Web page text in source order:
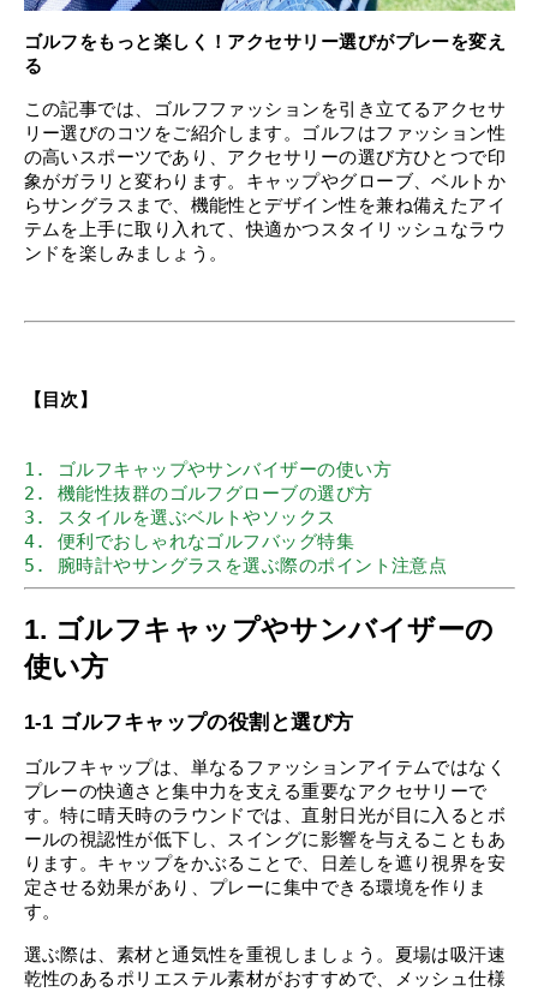
ゴルフをもっと楽しく！アクセサリー選びがプレーを変え
る
この記事では、ゴルフファッションを引き立てるアクセサ
リー選びのコツをご紹介します。ゴルフはファッション性
の高いスポーツであり、アクセサリーの選び方ひとつで印
象がガラリと変わります。キャップやグローブ、ベルトか
らサングラスまで、機能性とデザイン性を兼ね備えたアイ
テムを上手に取り入れて、快適かつスタイリッシュなラウ
ンドを楽しみましょう。
【目次】
1. ゴルフキャップやサンバイザーの使い方
2. 機能性抜群のゴルフグローブの選び方
3. スタイルを選ぶベルトやソックス
4. 便利でおしゃれなゴルフバッグ特集
5. 腕時計やサングラスを選ぶ際のポイント注意点
1. ゴルフキャップやサンバイザーの
使い方
1-1 ゴルフキャップの役割と選び方
ゴルフキャップは、単なるファッションアイテムではなく
プレーの快適さと集中力を支える重要なアクセサリーで
す。特に晴天時のラウンドでは、直射日光が目に入るとボ
ールの視認性が低下し、スイングに影響を与えることもあ
ります。キャップをかぶることで、日差しを遮り視界を安
定させる効果があり、プレーに集中できる環境を作りま
す。
選ぶ際は、素材と通気性を重視しましょう。夏場は吸汗速
乾性のあるポリエステル素材がおすすめで、メッシュ仕様